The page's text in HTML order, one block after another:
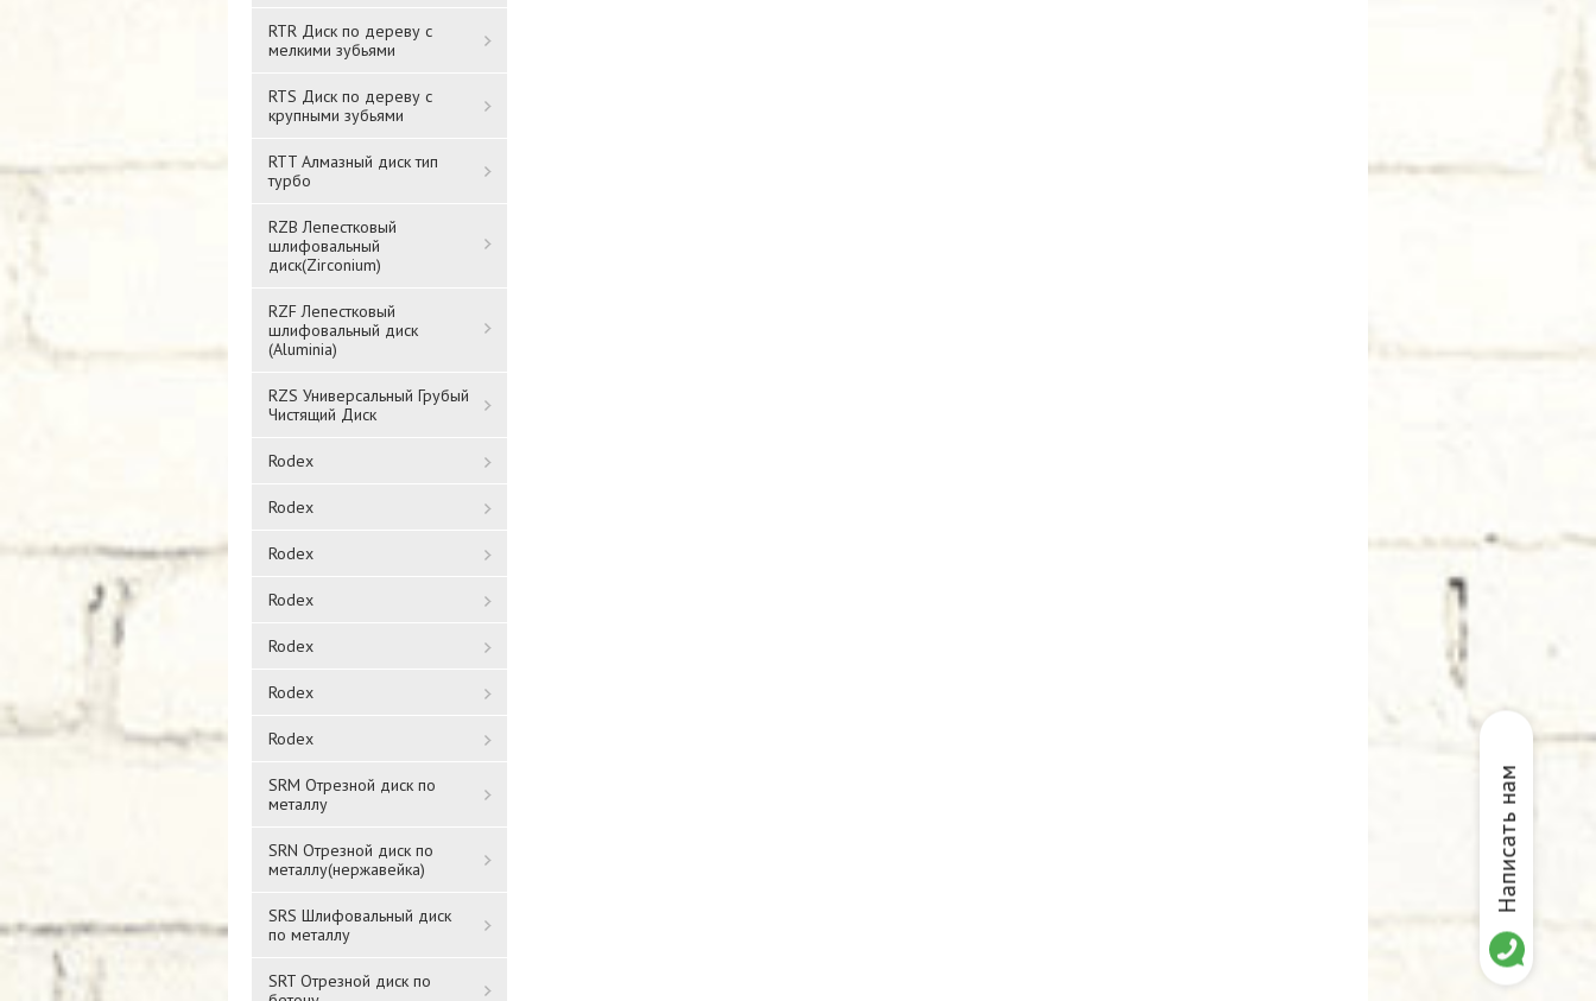
RTR Диск по дереву с
мелкими зубьями
RTS Диск по дереву с
крупными зубьями
RTT Алмазный диск тип
турбо
RZB Лепестковый
шлифовальный
диск(Zirconium)
RZF Лепестковый
шлифовальный диск
(Aluminia)
RZS Универсальный Грубый
Чистящий Диск
Rodex
Rodex
Rodex
Rodex
Rodex
Rodex
Rodex
SRM Отрезной диск по
металлу
SRN Отрезной диск по
металлу(нержавейка)
SRS Шлифовальный диск
по металлу
SRT Отрезной диск по
Написать нам